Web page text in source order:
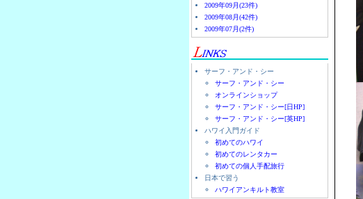
2009年09月(23件)
2009年08月(42件)
2009年07月(2件)
サーフ・アンド・シー
サーフ・アンド・シー
オンラインショップ
サーフ・アンド・シー[日HP]
サーフ・アンド・シー[英HP]
ハワイ入門ガイド
初めてのハワイ
初めてのレンタカー
初めての個人手配旅行
日本で習う
ハワイアンキルト教室